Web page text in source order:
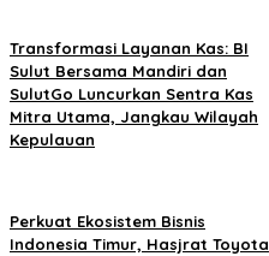
Transformasi Layanan Kas: BI
Sulut Bersama Mandiri dan
SulutGo Luncurkan Sentra Kas
Mitra Utama, Jangkau Wilayah
Kepulauan
Perkuat Ekosistem Bisnis
Indonesia Timur, Hasjrat Toyota